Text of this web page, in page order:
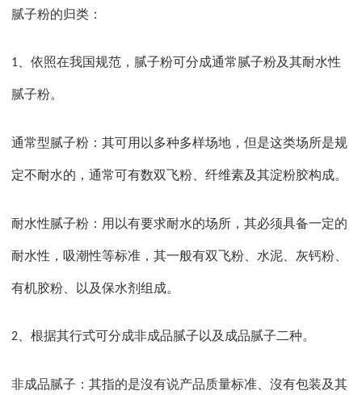
腻子粉的归类：
1 、依照在我国规范，腻子粉可分成通常腻子粉及其耐水性
腻子粉。
通常型腻子粉：其可用以多种多样场地，但是这类场所是规
定不耐水的，通常可有数双飞粉、纤维素及其淀粉胶构成。
耐水性腻子粉：用以有要求耐水的场所，其必须具备一定的
耐水性，吸潮性等标准，其一般有双飞粉、水泥、灰钙粉、
有机胶粉、以及保水剂组成。
2、 根据其行式可分成非成品腻子以及成品腻子二种。
非成品腻子：其指的是沒有说产品质量标准、沒有包装及其